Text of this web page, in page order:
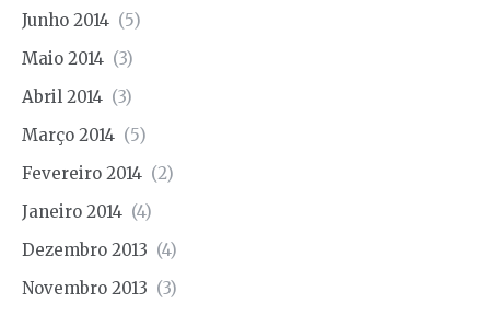
Junho 2014 (5)
Maio 2014 (3)
Abril 2014 (3)
Março 2014 (5)
Fevereiro 2014 (2)
Janeiro 2014 (4)
Dezembro 2013 (4)
Novembro 2013 (3)